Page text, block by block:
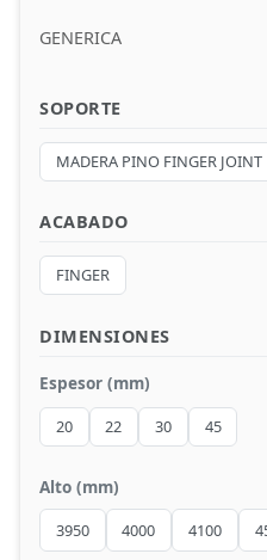
Laminados HPL
OSB
Alistonados
Compactos
GENERICA
SOPORTE
MADERA PINO FINGER JOINT
ACABADO
FINGER
DIMENSIONES
Espesor (mm)
20 22 30 45
Alto (mm)
3950 4000 4100